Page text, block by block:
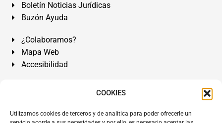
COOKIES
Utilizamos cookies de terceros y de analítica para poder ofrecerle un
Boletín Noticias Jurídicas
Buzón Ayuda
¿Colaboramos?
Mapa Web
Accesibilidad
Álvarez Abogados Tenerife:Calle Teobaldo Power Nº 7,
de Tenerife. Islas Canarias.